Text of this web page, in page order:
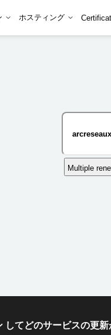
ホスティング
Multiple
してどのサービスの更